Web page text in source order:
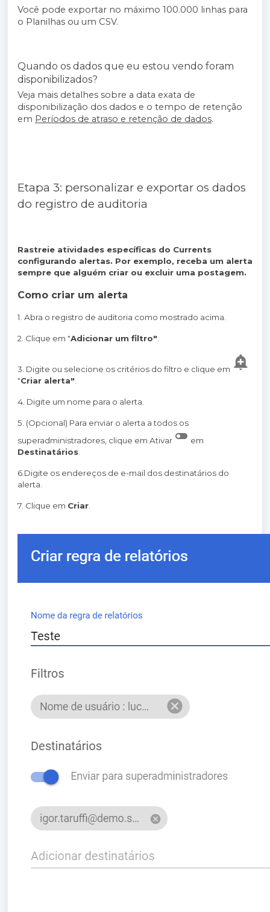
Você pode exportar no máximo 100.000 linhas para
o Planilhas ou um CSV.
Quando os dados que eu estou vendo foram
disponibilizados?
Veja mais detalhes sobre a data exata de
disponibilização dos dados e o tempo de retenção
em Períodos de atraso e retenção de dados.
Etapa 3: personalizar e exportar os dados
do registro de auditoria
Rastreie atividades específicas do Currents
configurando alertas. Por exemplo, receba um alerta
sempre que alguém criar ou excluir uma postagem.
Como criar um alerta
1. Abra o registro de auditoria como mostrado acima.
2. Clique em "Adicionar um filtro".
3. Digite ou selecione os critérios do filtro e clique em
"Criar alerta".
4. Digite um nome para o alerta.
5. (Opcional) Para enviar o alerta a todos os
superadministradores, clique em Ativar
em
Destinatários.
6.Digite os endereços de e-mail dos destinatários do
alerta.
7. Clique em Criar.